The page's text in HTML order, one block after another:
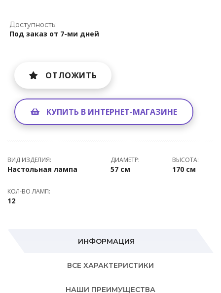
Доступность:
Под заказ от 7-ми дней
ОТЛОЖИТЬ
КУПИТЬ В ИНТЕРНЕТ-МАГАЗИНЕ
ВИД ИЗДЕЛИЯ:
Настольная лампа
ДИАМЕТР:
57 см
ВЫСОТА:
170 см
КОЛ-ВО ЛАМП:
12
ИНФОРМАЦИЯ
ВСЕ ХАРАКТЕРИСТИКИ
НАШИ ПРЕИМУЩЕСТВА